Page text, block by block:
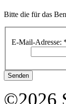
Bitte die für das
E-Mail-Adresse:
Senden
©2026